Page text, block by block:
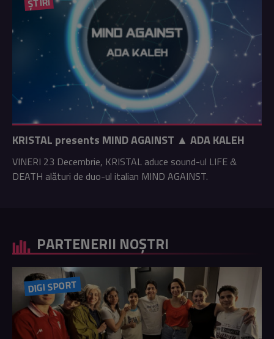
KRISTAL presents MIND AGAINST ▲ ADA KALEH
VINERI 23 Decembrie, KRISTAL aduce sound-ul LIFE &
DEATH alături de duo-ul italian MIND AGAINST.
PARTENERII NOȘTRI
DIGI SPORT